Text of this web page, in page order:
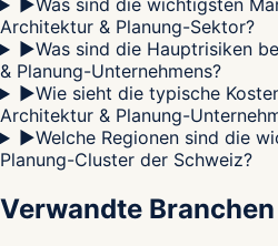
▶Was sind die wichtigsten
Architektur & Planung-Sektor?
▶Was sind die Hauptrisiken
& Planung-Unternehmens?
▶Wie sieht die typische
Architektur & Planung-
▶Welche Regionen sind die
Planung-Cluster der Schweiz?
Verwandte Branchen